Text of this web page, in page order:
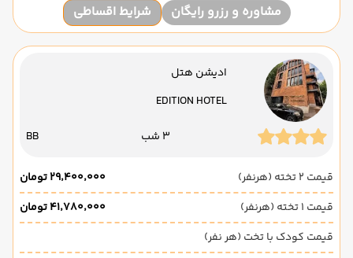
مشاوره و رزرو رایگان شرایط اقساطی
ادیشن هتل
EDITION HOTEL
3 شب BB
قیمت 2 تخته (هرنفر)
۲۹٬۴۰۰٬۰۰۰ تومان
قیمت 1 تخته (هرنفر)
۴۱٬۷۸۰٬۰۰۰ تومان
قیمت کودک با تخت (هر نفر)